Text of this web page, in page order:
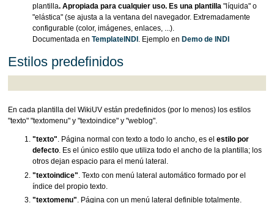
plantilla. Apropiada para cualquier uso. Es una plantilla "líquida" o
"elástica" (se ajusta a la ventana del navegador. Extremadamente
configurable (color, imágenes, enlaces, ...).
Documentada en TemplateINDI. Ejemplo en Demo de INDI
Estilos predefinidos
En cada plantilla del WikiUV están predefinidos (por lo menos) los estilos
"texto" "textomenu" y "textoindice" y "weblog".
"texto" . Página normal con texto a todo lo ancho, es el estilo por
defecto. Es el único estilo que utiliza todo el ancho de la plantilla; los
otros dejan espacio para el menú lateral.
"textoindice" . Texto con menú lateral automático formado por el
índice del propio texto.
"textomenu". Página con un menú lateral definible totalmente.